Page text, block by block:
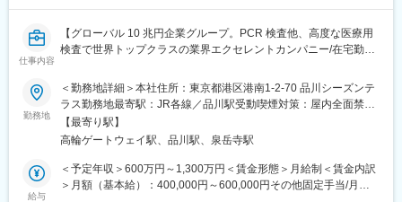
客ニーズに整合
・地域戦略の実行：欧州のサブリージョンチームと連携し、市場
浸透を成功させるための戦略策定・実行
がんや免疫疾患、神経変性疾患といった複雑な疾患の解明おい
て、次世代シーケンシングの需要は拡大し、更に迅速かつ高精度
な解析技術が求められてます。ロシュ・ダイアグノスティックス
では、2025 年 に画期的次世代シーケンシング技術「Sequencing
従来の短鎖リード法では読み取り長さや速度に制約がありました
が、SBX は DNA を物理的に拡張しながら長鎖リードを高速で読
仕事内容
【グローバル 10 兆円企業グループ。PCR 検査他、高度な医療用
検査で世界トップクラスの業界エクセレントカンパニー/在宅勤務
■求人概要：
ロシュ・ダイアグノスティックス株式会社の「Doing now what
patients need next」という企業理念のもと、法務・コンプライア
ンス部門の一員として会社の法的及びコンプイアンスリスクを適
切に管理し、事業の発展に貢献する職種です。 私たちの組織は、
チームワークで貢献することを大切にしています。単なる法律解
勤務地
＜勤務地詳細＞本社住所：東京都港区港南1-2-70 品川シーズンテ
ラス勤務地最寄駅：JR各線／品川駅受動喫煙対策：屋内全面禁煙
変更の範囲：会社の定める事業所（リモートワーク含む）
【最寄り駅】
高輪ゲートウェイ駅、品川駅、泉岳寺駅
給与
＜予定年収＞600万円～1,300万円＜賃金形態＞月給制＜賃金内訳
＞月額（基本給）：400,000円～600,000円その他固定手当/月：